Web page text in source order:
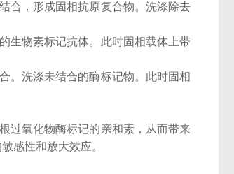
合，形成固相抗原复合物。洗涤除去
生物素标记抗体。此时固相载体上带
。洗涤未结合的酶标记物。此时固相
过氧化物酶标记的亲和素，从而带来
感性和放大效应。